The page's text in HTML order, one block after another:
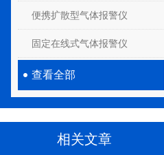
便携扩散型气体报警仪
固定在线式气体报警仪
查看全部
相关文章